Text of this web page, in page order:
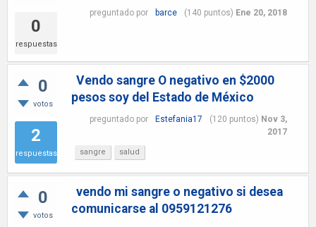
0
respuestas
preguntado por barce (140 puntos) Ene 20, 2018
0
votos
2
respuestas
Vendo sangre O negativo en $2000
pesos soy del Estado de México
preguntado por Estefania17 (120 puntos) Nov 3,
2017
sangre salud
0
votos
vendo mi sangre o negativo si desea
comunicarse al 0959121276